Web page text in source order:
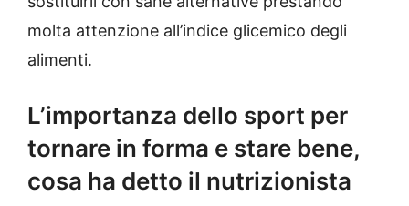
molta attenzione all’indice glicemico degli
alimenti.
L’importanza dello sport per
tornare in forma e stare bene,
cosa ha detto il nutrizionista